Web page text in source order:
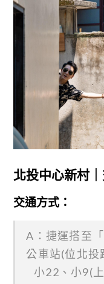
北投中心新村
交通方式：
A：捷運搭至
公車站(位北投
小22、小9(